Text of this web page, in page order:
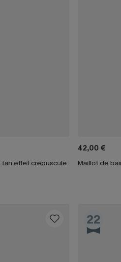
effet crépuscule
42,00 €
22